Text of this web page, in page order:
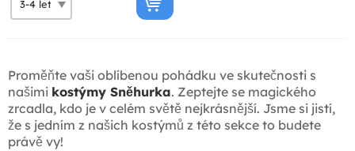
Proměňte vaši oblíbenou pohádku ve skutečnosti s
našimi kostýmy Sněhurka. Zeptejte se magického
zrcadla, kdo je v celém světě nejkrásnější. Jsme si jistí,
že s jedním z našich kostýmů z této sekce to budete
právě vy!